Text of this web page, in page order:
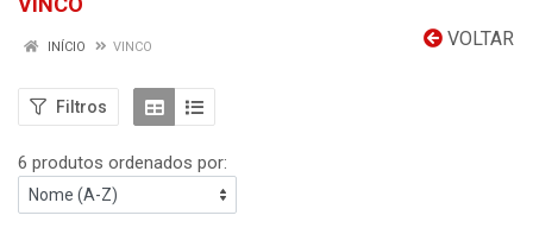
VOLTAR
INÍCIO VINCO
Filtros
6 produtos ordenados por: